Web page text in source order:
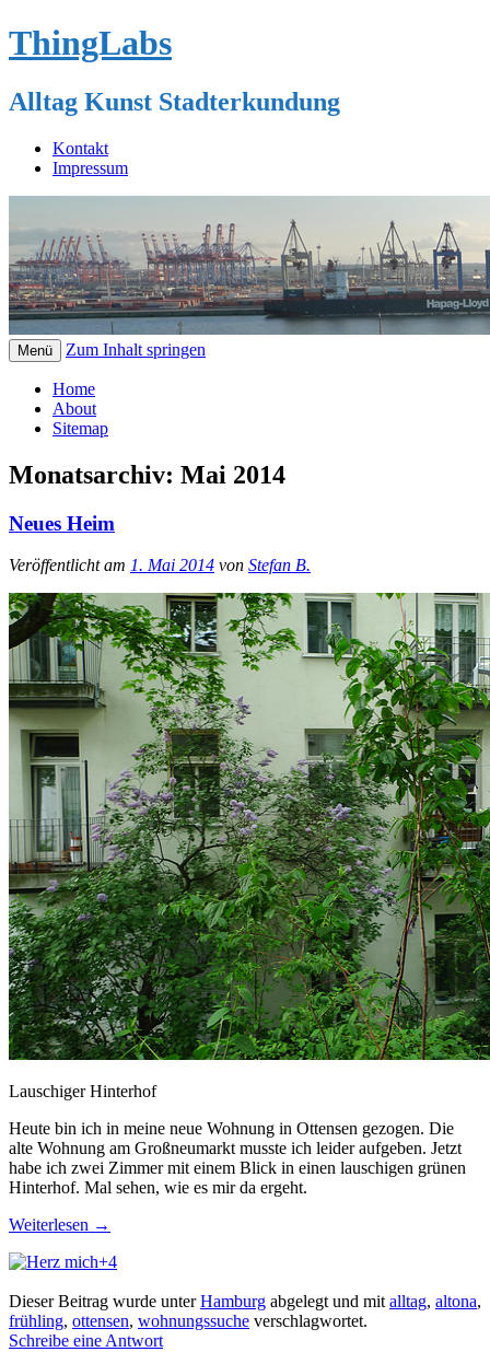
ThingLabs
Alltag Kunst Stadterkundung
Kontakt
Impressum
Menü Zum Inhalt springen
Home
About
Sitemap
Monatsarchiv: Mai 2014
Neues Heim
Veröffentlicht am 1. Mai 2014 von Stefan B.
Lauschiger Hinterhof
Heute bin ich in meine neue Wohnung in Ottensen gezogen. Die
alte Wohnung am Großneumarkt musste ich leider aufgeben. Jetzt
habe ich zwei Zimmer mit einem Blick in einen lauschigen grünen
Hinterhof. Mal sehen, wie es mir da ergeht.
Weiterlesen →
+4
Dieser Beitrag wurde unterHamburg abgelegt und mit alltag, altona,
frühling, ottensen, wohnungssuche verschlagwortet.
Schreibe eine Antwort